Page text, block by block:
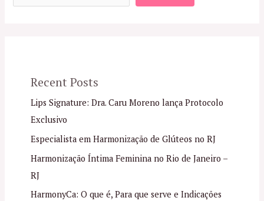
Recent Posts
Lips Signature: Dra. Caru Moreno lança Protocolo
Exclusivo
Especialista em Harmonização de Glúteos no RJ
Harmonização Íntima Feminina no Rio de Janeiro –
RJ
HarmonyCa: O que é, Para que serve e Indicações